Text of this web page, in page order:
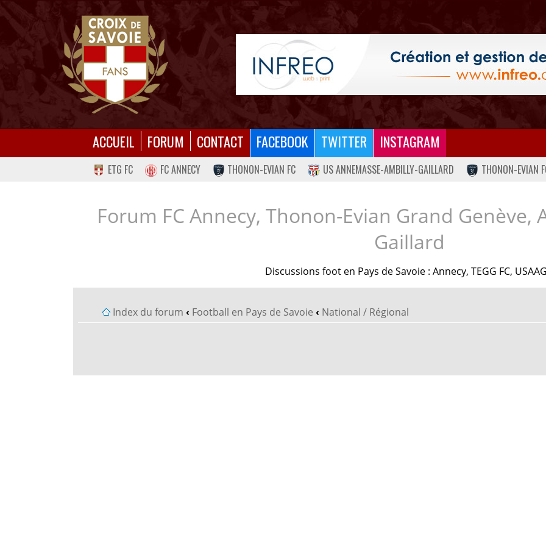
ACCUEIL FORUM CONTACT FACEBOOK TWITTER INSTAGRAM
ETG FC FC ANNECY THONON-EVIAN FC US ANNEMASSE-AMBILLY-GAILLARD THONON-EVIAN
Forum FC Annecy, Thonon-Evian Grand Genève,
Gaillard
Discussions foot en Pays de Savoie : Annecy, TEGG FC,
Index du forum ‹ Football en Pays de Savoie ‹ National / Régional